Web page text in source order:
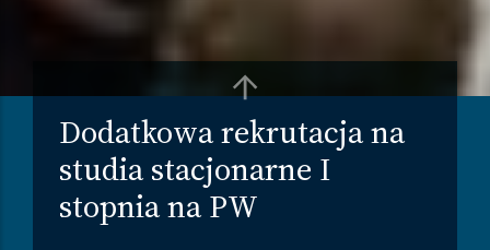
Dodatkowa rekrutacja na
studia stacjonarne I
stopnia na PW